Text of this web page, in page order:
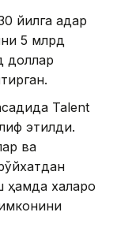
йилга қадар
5 млрд
доллар
Talent
этилди.
ва
халқаро